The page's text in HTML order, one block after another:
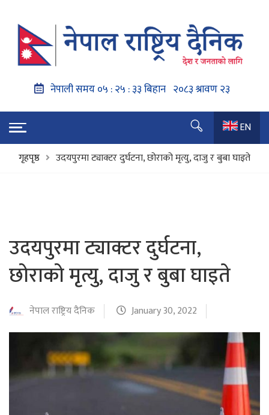
EN
गृहपृष्ठ
उदयपुरमा ट्याक्टर दुर्घटना, छोराको मृत्यु, दाजु र बुबा घाइते
उदयपुरमा ट्याक्टर दुर्घटना,
छोराको मृत्यु, दाजु र बुबा घाइते
नेपाल राष्ट्रिय दैनिक January 30, 2022